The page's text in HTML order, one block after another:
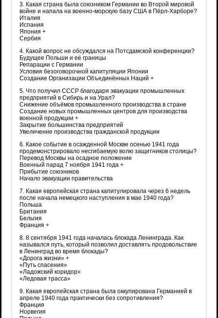
3. Какая страна была союзником Германии во Второй мировой
войне и напала на военно-морскую базу США в Пёрл-Харборе?
Италия
Испания
Япония +
Сербия
4. Какой вопрос не обсуждался на Потсдамской конференции?
Будущее Польши и её границы
Репарации с Германии
Условия безоговорочной капитуляции Японии
Создание Организации Объединённых Наций +
5. Что получил СССР благодаря эвакуации промышленных
предприятий в Сибирь и на Урал?
Снижение объёмов промышленного производства в стране
Создание новых промышленных центров для производства
военной продукции +
Закрытие большинства предприятий
Увеличение производства гражданской продукции
6. Какое событие в осажденной Москве осенью 1941 года
продемонстрировало несгибаемую волю защитников столицы?
Перевод Москвы на осадное положение
Военный парад 7 ноября 1941 года +
Прибытие союзников
Начало эвакуации правительства
7. Какая европейская страна капитулировала через 6 недель
после начала немецкого наступления в мае 1940 года?
Польша
Британия
Бельгия
Франция +
8. 8 сентября 1941 года началась блокада Ленинграда. Как
назывался путь, который позволил доставлять продовольствие
в Ленинград во время блокады?
«Дорога жизни» +
«Путь спасения»
«Ладожский коридор»
«Ледовая трасса»
9. Какая европейская страна была оккупирована Германией в
апреле 1940 года практически без сопротивления?
Франция
Норвегия